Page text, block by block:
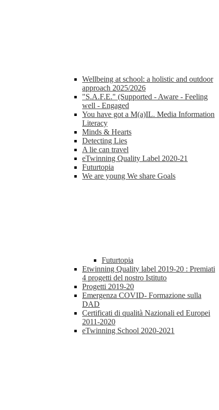
Wellbeing at school: a holistic and outdoor
approach 2025/2026
"S.A.F.E." (Supported - Aware - Feeling
well - Engaged
You have got a M(a)IL. Media Information
Literacy
Minds & Hearts
Detecting Lies
A lie can travel
eTwinning Quality Label 2020-21
Futurtopia
We are young We share Goals
Futurtopia
Etwinning Quality label 2019-20 : Premiati
4 progetti del nostro Istituto
Progetti 2019-20
Emergenza COVID- Formazione sulla
DAD
Certificati di qualità Nazionali ed Europei
2011-2020
eTwinning School 2020-2021